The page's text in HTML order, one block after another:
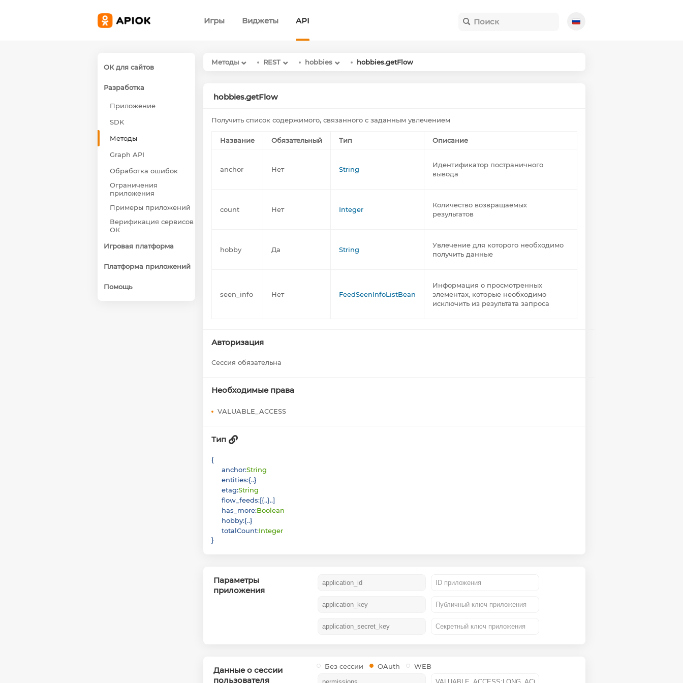
Игры Виджеты API
ОК для сайтов
Разработка
Приложение
SDK
Методы
Graph API
Обработка ошибок
Ограничения
приложения
Примеры приложений
Верификация сервисов
ОК
Игровая платформа
Платформа приложений
Помощь
Методы REST hobbies hobbies.getFlow
hobbies.getFlow
Получить список содержимого, связанного с заданным увлечением
Название Обязательный Тип Описание
anchor Нет String
Идентификатор постраничного
вывода
count Нет Integer
Количество возвращаемых
результатов
hobby Да String
Увлечение для которого необходимо
получить данные
seen_info Нет FeedSeenInfoListBean
Информация о просмотренных
элементах, которые необходимо
исключить из результата запроса
Авторизация
Сессия обязательна
Необходимые права
VALUABLE_ACCESS
Тип
{
anchor:String
entities:{ }
etag:String
flow_feeds:[{ } ]
has_more:Boolean
hobby:{ }
totalCount:Integer
}
Параметры
приложения
Данные о сессии
пользователя
Без сессии OAuth WEB